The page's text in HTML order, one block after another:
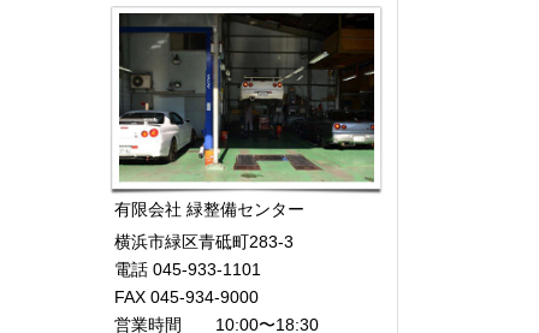
有限会社 緑整備センター
横浜市緑区青砥町283-3
電話 045-933-1101
FAX 045-934-9000
営業時間 10:00〜18:30